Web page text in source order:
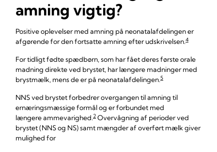
amning vigtig?
Positive oplevelser med amning på neonatalafdelingen er
afgørende for den fortsatte amning efter udskrivelsen.4
For tidligt fødte spædbørn, som har fået deres første orale
madning direkte ved brystet, har længere madninger med
brystmælk, mens de er på neonatalafdelingen.5
NNS ved brystet forbedrer overgangen til amning til
ernæringsmæssige formål og er forbundet med
længere ammevarighed.2 Overvågning af perioder ved
brystet (NNS og NS) samt mængder af overført mælk giver
mulighed for